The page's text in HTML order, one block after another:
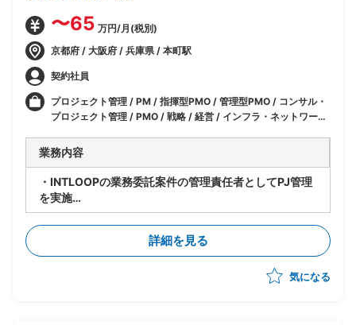
〜65 万円/月(税別)
京都府 / 大阪府 / 兵庫県 / 本町駅
契約社員
プロジェクト管理 / PM / 指揮型PMO / 管理型PMO / コンサル・
プロジェクト管理 / PMO / 戦略 / 経営 / インフラ・ネットワーク
キュリティ / マーケティング
業務内容
・INTLOOPの業務委託案件の管理責任者としてPJ管理
を実施
・PJ参画者への指揮や顧客との調整対応
・参画者のフォローと評価
詳細を見る
気になる